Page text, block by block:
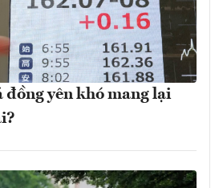
đồng yên khó mang lại